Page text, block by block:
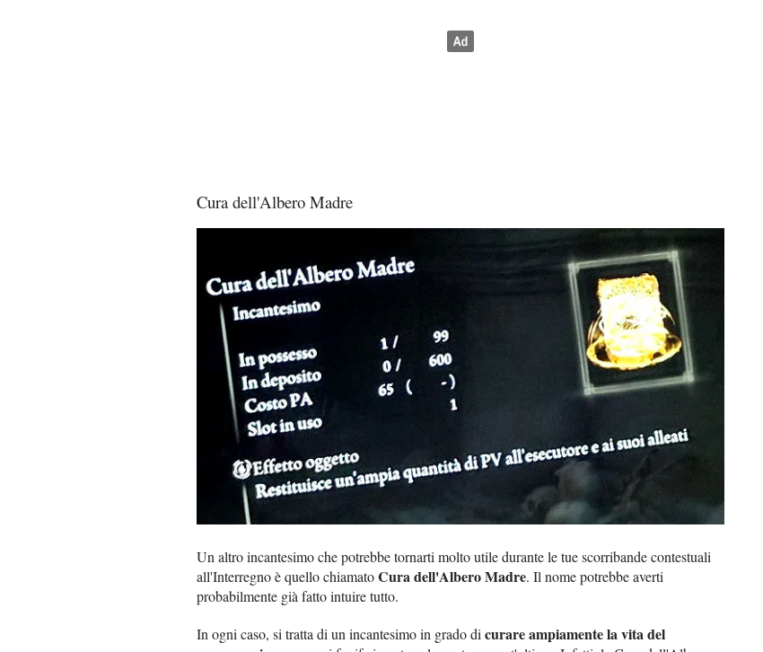
Cura dell'Albero Madre
Un altro incantesimo che potrebbe tornarti molto utile durante le tue scorribande contestuali
all'Interregno è quello chiamatoCura dell'Albero Madre. Il nome potrebbe averti
probabilmente già fatto intuire tutto.
In ogni caso, si tratta di un incantesimo in grado dicurare ampiamente la vita del